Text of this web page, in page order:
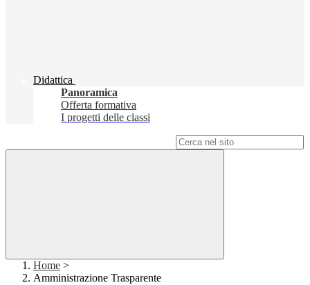
Didattica
Panoramica
Offerta formativa
I progetti delle classi
Home >
Amministrazione Trasparente